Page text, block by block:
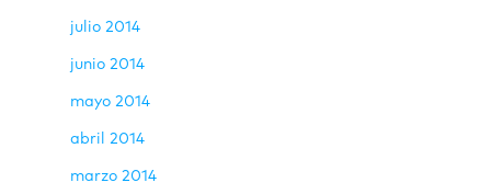
julio 2014
junio 2014
mayo 2014
abril 2014
marzo 2014